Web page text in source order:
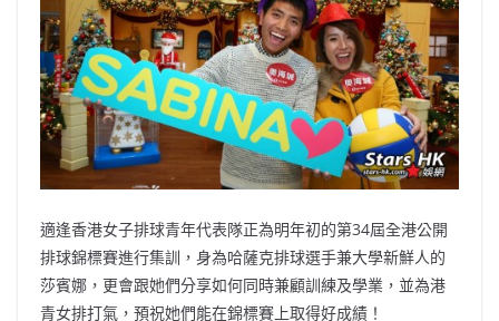
適逢香港女子排球青年代表隊正為明年初的第34屆全港公開
排球錦標賽進行集訓，身為哈薩克排球選手兼大學新鮮人的
莎賓娜，更會跟她們分享如何同時兼顧訓練及學業，並為港
青女排打氣，預祝她們能在錦標賽上取得好成績！